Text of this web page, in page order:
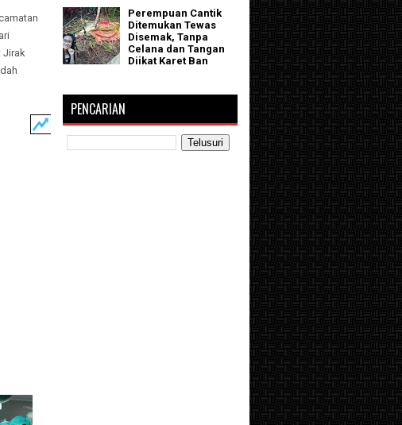
Jirak
Perempuan Cantik
Ditemukan Tewas
Disemak, Tanpa
Celana dan Tangan
Diikat Karet Ban
PENCARIAN